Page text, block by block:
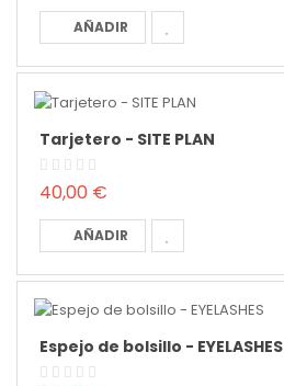
AÑADIR
Tarjetero - SITE PLAN
40,00 €
AÑADIR
Espejo de bolsillo - EYELASHES